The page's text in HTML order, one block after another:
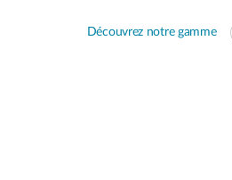
Découvrez notre gamme